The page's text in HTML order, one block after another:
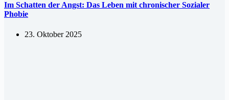
Im Schatten der Angst: Das Leben mit chronischer Sozialer
Phobie
23. Oktober 2025